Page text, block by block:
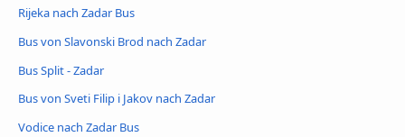
Rijeka nach Zadar Bus
Bus von Slavonski Brod nach Zadar
Bus Split - Zadar
Bus von Sveti Filip i Jakov nach Zadar
Vodice nach Zadar Bus